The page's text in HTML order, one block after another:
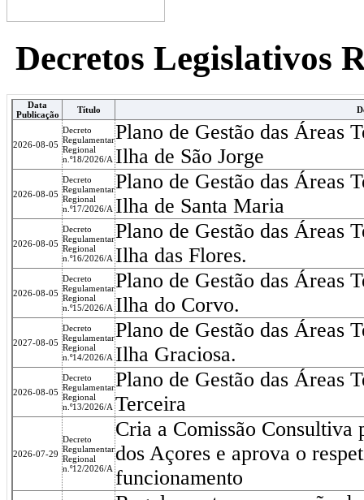
Decretos Legislativos
Data
Publicação
Título
2026-08-05
Decreto
Regulamentar
Regional
n.º18/2026/A
Plano de Gestão das Áreas
Ilha de São Jorge
2026-08-05
Decreto
Regulamentar
Regional
n.º17/2026/A
Plano de Gestão das Áreas
Ilha de Santa Maria
2026-08-05
Decreto
Regulamentar
Regional
n.º16/2026/A
Plano de Gestão das Áreas
Ilha das Flores.
2026-08-05
Decreto
Regulamentar
Regional
n.º15/2026/A
Plano de Gestão das Áreas
Ilha do Corvo.
2027-08-05
Decreto
Regulamentar
Regional
n.º14/2026/A
Plano de Gestão das Áreas
Ilha Graciosa.
2026-08-05
Decreto
Regulamentar
Regional
n.º13/2026/A
Plano de Gestão das Áreas
Terceira
2026-07-29
Decreto
Regulamentar
Regional
n.º12/2026/A
Cria a Comissão
dos Açores e aprova o
funcionamento